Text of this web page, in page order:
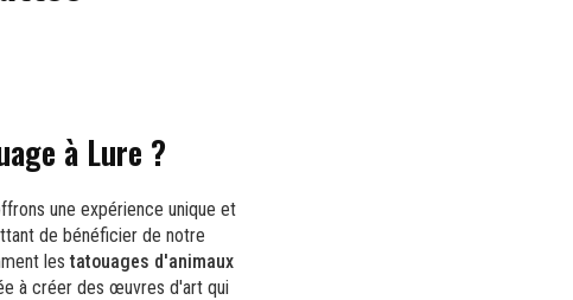
à Lure ?
une expérience unique et
de bénéficier de notre
lestatouages d'animaux
à créer des œuvres d'art qui